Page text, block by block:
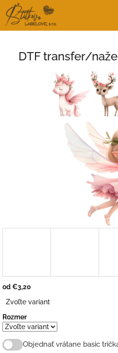
Prejsť
na
obsah
DTF transfer/
od€3,20
cena:
Zvoľte variant
Rozmer
Objednať vrátane basic